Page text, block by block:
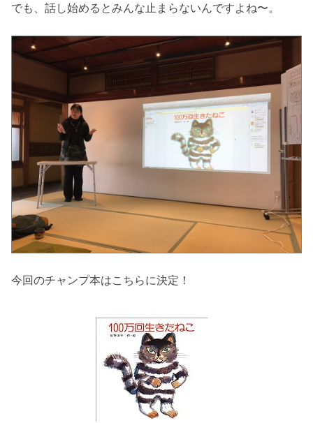
でも、話し始めるとみんな止まらないんですよね〜。
今回のチャンプ本はこちらに決定！